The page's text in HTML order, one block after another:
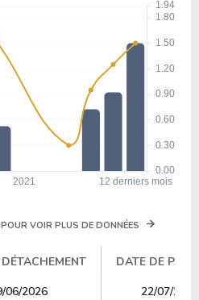
VOIR PLUS DE DONNÉES
DATE DE
DATE DE
06/2026
22/07/2026